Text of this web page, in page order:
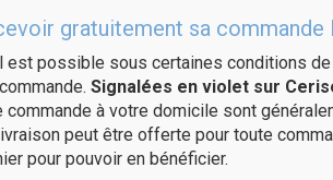
gratuitement sa commande
est possible sous certaines conditions
Signalées en violet sur
à votre domicile sont
peut être offerte pour toute
pour pouvoir en bénéficier.